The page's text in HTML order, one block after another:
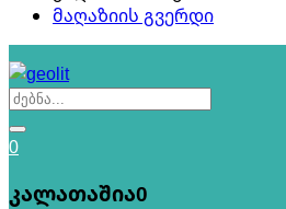
მაღაზიის გვერდი
0
კალათაშია0